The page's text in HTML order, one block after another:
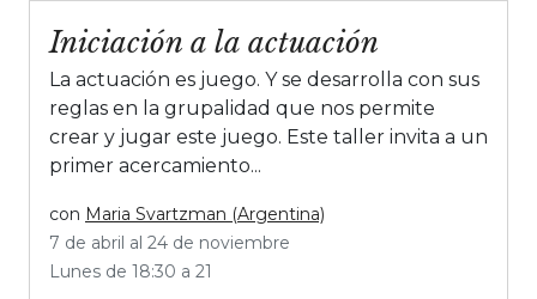
Iniciación a la actuación
La actuación es juego. Y se desarrolla con sus
reglas en la grupalidad que nos permite
crear y jugar este juego. Este taller invita a un
primer acercamiento...
con Maria Svartzman (Argentina)
7 de abril al 24 de noviembre
Lunes de 18:30 a 21